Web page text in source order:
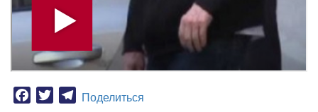
Facebook
TwitterTelegram
Поделиться